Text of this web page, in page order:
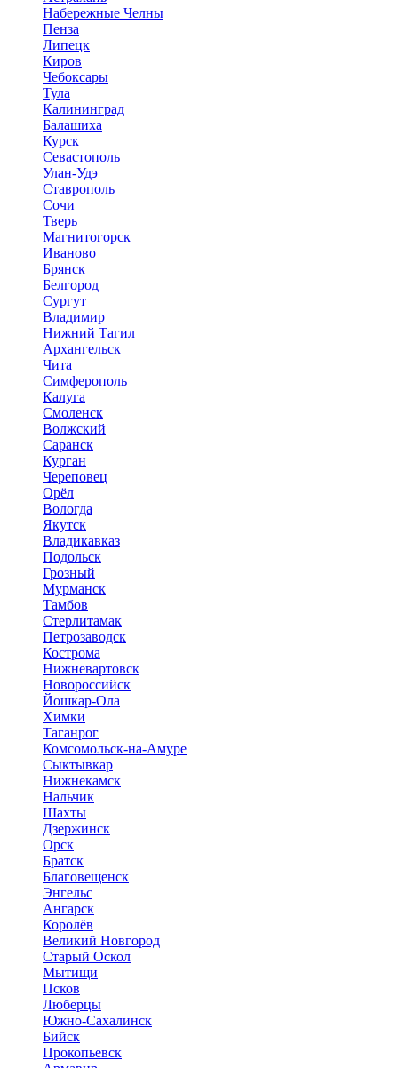
Набережные Челны
Пенза
Липецк
Киров
Чебоксары
Тула
Калининград
Балашиха
Курск
Севастополь
Улан-Удэ
Ставрополь
Сочи
Тверь
Магнитогорск
Иваново
Брянск
Белгород
Сургут
Владимир
Нижний Тагил
Архангельск
Чита
Симферополь
Калуга
Смоленск
Волжский
Саранск
Курган
Череповец
Орёл
Вологда
Якутск
Владикавказ
Подольск
Грозный
Мурманск
Тамбов
Стерлитамак
Петрозаводск
Кострома
Нижневартовск
Новороссийск
Йошкар-Ола
Химки
Таганрог
Комсомольск-на-Амуре
Сыктывкар
Нижнекамск
Нальчик
Шахты
Дзержинск
Орск
Братск
Благовещенск
Энгельс
Ангарск
Королёв
Великий Новгород
Старый Оскол
Мытищи
Псков
Люберцы
Южно-Сахалинск
Бийск
Прокопьевск